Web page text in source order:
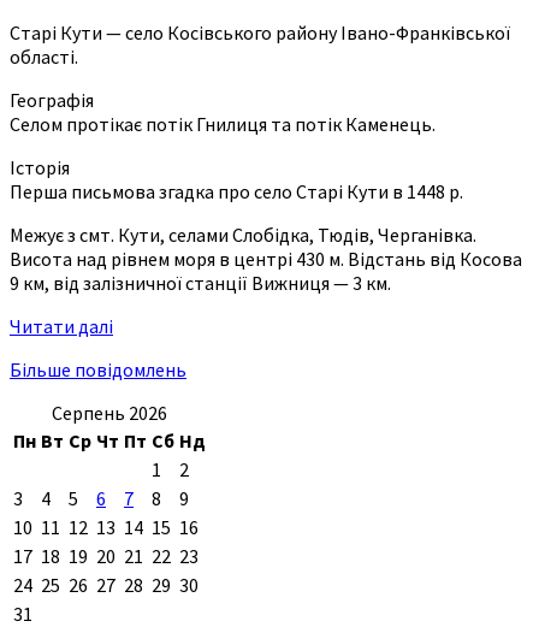
Старі Кути — село Косівського району Івано-Франківської
області.
Географія
Селом протікає потік Гнилиця та потік Каменець.
Історія
Перша письмова згадка про село Старі Кути в 1448 р.
Межує з смт. Кути, селами Слобідка, Тюдів, Черганівка.
Висота над рівнем моря в центрі 430 м. Відстань від Косова
9 км, від залізничної станції Вижниця — 3 км.
Читати далі
Більше повідомлень
Серпень 2026
Пн Вт Ср Чт Пт Сб Нд
1
2
3
4 5 6 7 8
9
10 11 12 13 14 15 16
17 18 19 20 21 22 23
24 25 26 27 28 29 30
31